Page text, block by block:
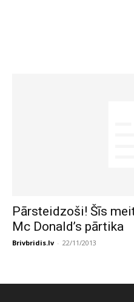
Pārsteidzoši! Šīs
Mc Donald’s pārtika
Brivbridis.lv - 22/11/2013